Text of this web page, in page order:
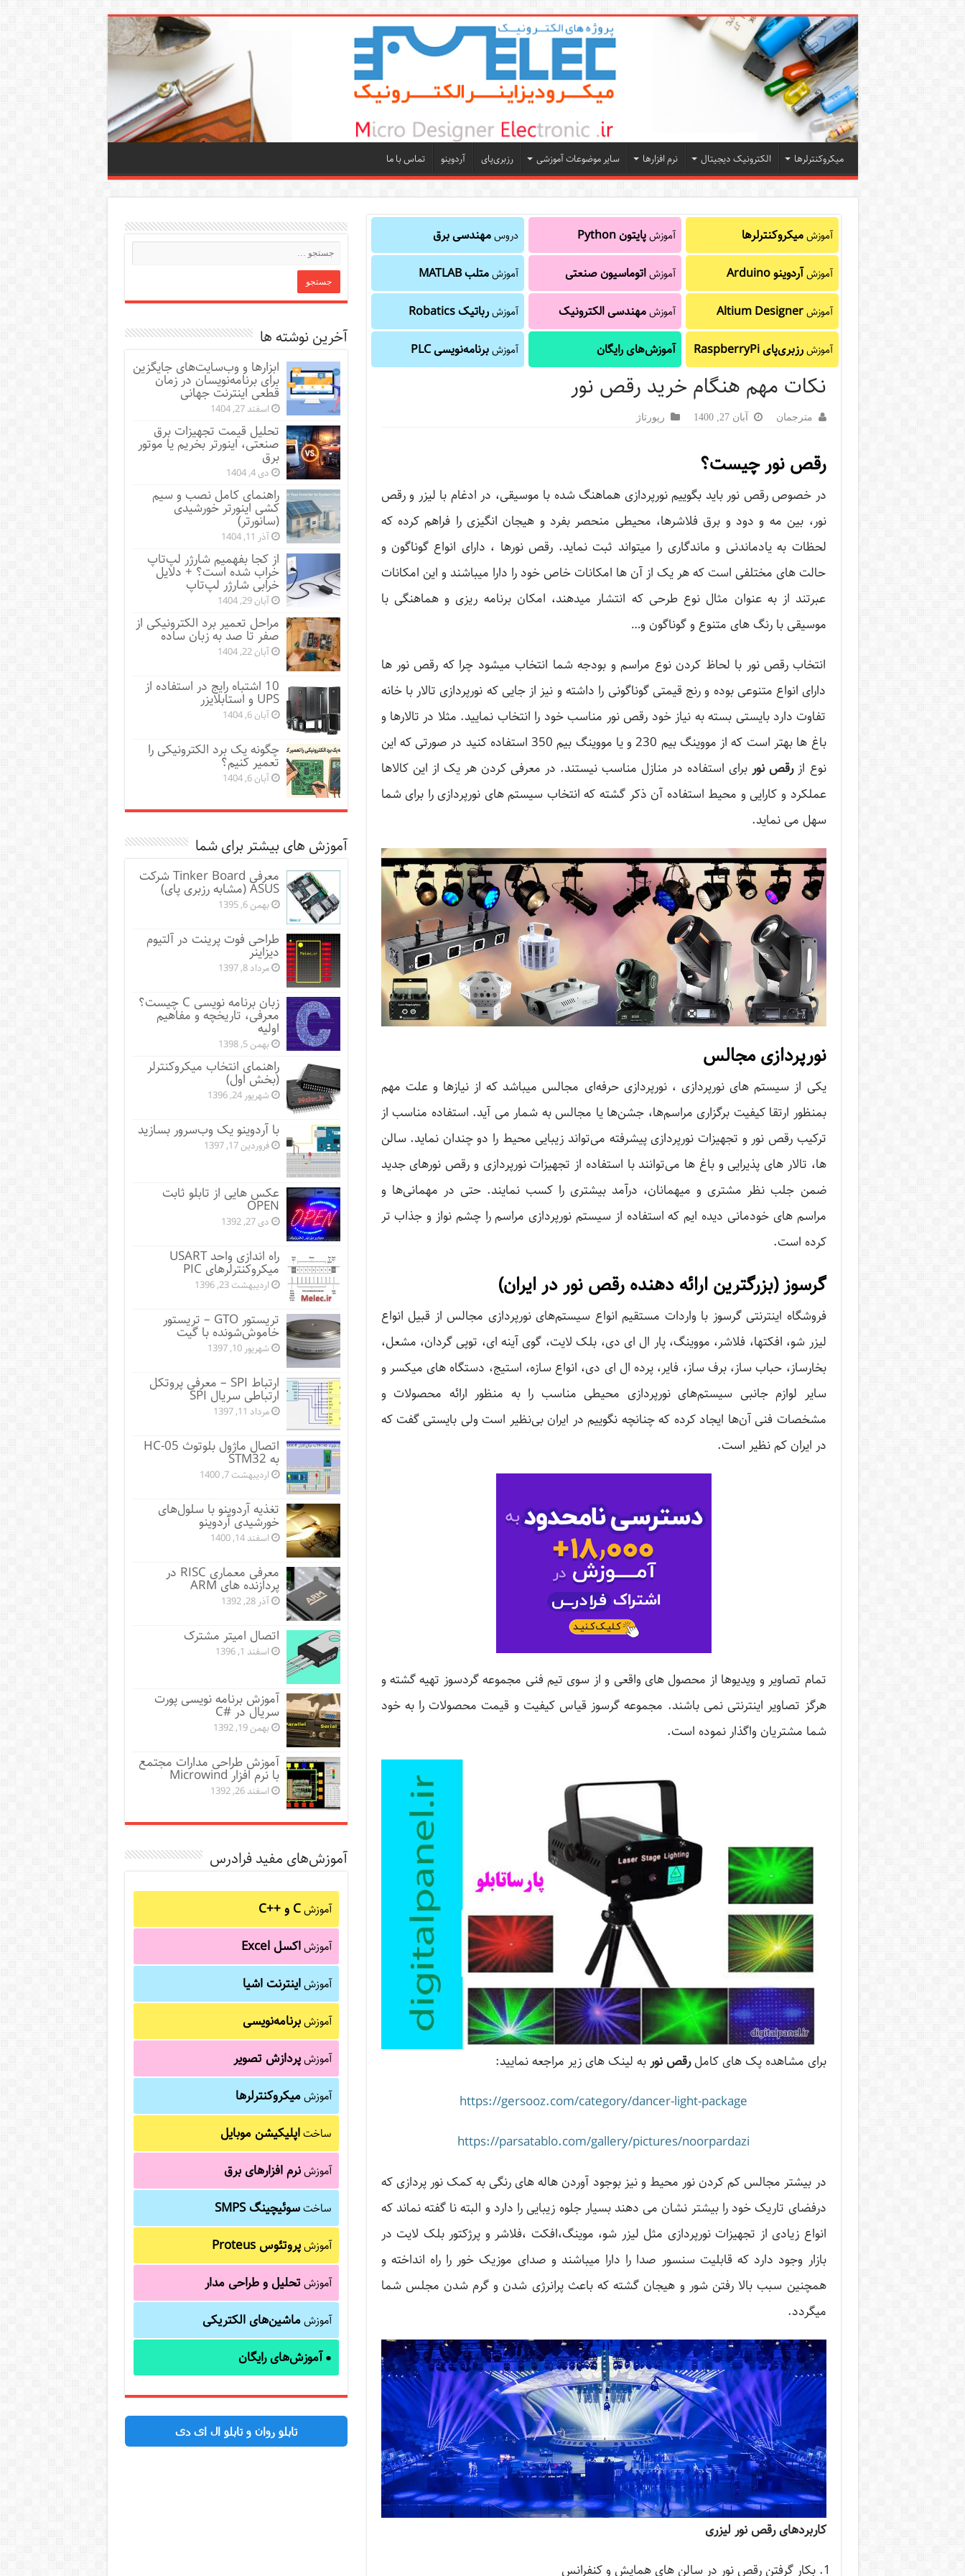
میکروکنترلرها الکترونیک دیجیتال نرم افزارها سایر موضوعات آموزشی رزبری‌پای آردوینو تماس با ما
آموزشمیکروکنترلرها
آموزشآردوینو Arduino
آموزشAltium Designer
آموزشرزبری‌پای RaspberryPi
آموزشپایتون Python
آموزشاتوماسیون صنعتی
آموزشمهندسی الکترونیک
آموزش‌های رایگان
دروسمهندسی برق
آموزشمتلب MATLAB
آموزشرباتیک Robatics
آموزشبرنامه‌نویسی PLC
نکات مهم هنگام خرید رقص نور
مترجمان آبان 27, 1400 رپورتاژ‌
رقص نور چیست؟
در خصوص رقص نور باید بگوییم نورپردازی هماهنگ شده با موسیقی، در ادغام با لیزر و رقص
نور، بین مه و دود و برق فلاشرها، محیطی منحصر بفرد و هیجان انگیزی را فراهم کرده که
لحظات به یادماندنی و ماندگاری را میتواند ثبت نماید. رقص نورها ، دارای انواع گوناگون و
حالت های مختلفی است که هر یک از آن ها امکانات خاص خود را دارا میباشند و این امکانات
عبرتند از به عنوان مثال نوع طرحی که انتشار میدهند، امکان برنامه ریزی و هماهنگی با
موسیقی با رنگ های متنوع و گوناگون و…
انتخاب رقص نور با لحاظ کردن نوع مراسم و بودجه شما انتخاب میشود چرا که رقص نور ها
دارای انواع متنوعی بوده و رنج قیمتی گوناگونی را داشته و نیز از جایی که نورپردازی تالار با خانه
تفاوت دارد بایستی بسته به نیاز خود رقص نور مناسب خود را انتخاب نمایید. مثلا در تالارها و
باغ ها بهتر است که از مووینگ بیم 230 و یا مووینگ بیم 350 استفاده کنید در صورتی که این
نوع ازرقص نوربرای استفاده در منازل مناسب نیستند. در معرفی کردن هر یک از این کالاها
عملکرد و کارایی و محیط استفاده آن ذکر گشته که انتخاب سیستم های نورپردازی را برای شما
سهل می نماید.
نورپردازی مجالس
یکی از سیستم های نورپردازی ، نورپردازی حرفه‌ای مجالس میباشد که از نیازها و علت مهم
بمنظور ارتقا کیفیت برگزاری مراسم‌ها، جشن‌ها یا مجالس به شمار می آید. استفاده مناسب از
ترکیب رقص نور و تجهیزات نورپردازی پیشرفته می‌تواند زیبایی محیط را دو چندان نماید. سالن
ها، تالار های پذیرایی و باغ ها می‌توانند با استفاده از تجهیزات نورپردازی و رقص نور‌های جدید
ضمن جلب نظر مشتری و میهمانان، درآمد بیشتری را کسب نمایند. حتی در مهمانی‌ها و
مراسم های خودمانی دیده ایم که استفاده از سیستم نورپردازی مراسم را چشم نواز و جذاب تر
کرده است.
گرسوز (بزرگترین ارائه دهنده رقص نور در ایران)
فروشگاه اینترنتی گرسوز با واردات مستقیم انواع سیستم‌های نورپردازی مجالس از قبیل انواع
لیزر شو، افکت­ها، فلاشر، مووینگ، پار ال ای دی، بلک لایت، گوی آینه ای، توپی گردان، مشعل،
بخارساز، حباب ساز، برف ساز، فایر، پرده ال ای دی، انواع سازه، استیج، دستگاه های میکسر و
سایر لوازم جانبی سیستم‌های نورپردازی محیطی مناسب را به منظور ارائه محصولات و
مشخصات فنی آن‌ها ایجاد کرده که چنانچه نگوییم در ایران بی‌نظیر است ولی بایستی گفت که
در ایران کم نظیر است.
تمام تصاویر و ویدیوها از محصول های واقعی و از سوی تیم فنی مجموعه گردسوز تهیه گشته و
هرگز تصاویر اینترنتی نمی باشند. مجموعه گرسوز قیاس کیفیت و قیمت محصولات را به خود
شما مشتریان واگذار نموده است.
برای مشاهده پک های کاملرقص نوربه لینک های زیر مراجعه نمایید:
https://gersooz.com/category/dancer-light-package
https://parsatablo.com/gallery/pictures/noorpardazi
در بیشتر مجالس کم کردن نور محیط و نیز بوجود آوردن هاله های رنگی به کمک نور پردازی که
درفضای تاریک خود را بیشتر نشان می دهند بسیار جلوه زیبایی را دارد و البته نا گفته نماند که
انواع زیادی از تجهیزات نورپردازی مثل لیزر شو، موینگ،افکت ،فلاشر و پرژکتور بلک لایت در
بازار وجود دارد که قابلیت سنسور صدا را دارا میباشند و صدای موزیک خور را راه انداخته و
همچنین سبب بالا رفتن شور و هیجان گشته که باعث پرانرژی شدن و گرم شدن مجلس شما
میگردد.
کاربردهای رقص نور لیزری
بکار گرفتن رقص نور در سالن های همایش و کنفرانس
آخرین نوشته ها
ابزارها و وب‌سایت‌های جایگزین
برای برنامه‌نویسان در زمان
قطعی اینترنت جهانی
اسفند 27, 1404
تحلیل قیمت تجهیزات برق
صنعتی، اینورتر بخریم یا موتور
برق
دی 4, 1404
راهنمای کامل نصب و سیم
کشی اینورتر خورشیدی
(سانورتر)
آذر 11, 1404
از کجا بفهمیم شارژر لپ‌تاپ
خراب شده است؟ + دلایل
خرابی شارژر لپ‌تاپ
آبان 29, 1404
مراحل تعمیر برد الکترونیکی از
صفر تا صد به زبان ساده
آبان 22, 1404
10 اشتباه رایج در استفاده از
UPS و استابلایزر
آبان 6, 1404
چگونه یک برد الکترونیکی را
تعمیر کنیم؟
آبان 6, 1404
آموزش های بیشتر برای شما
معرفی Tinker Board شرکت
ASUS (مشابه رزبری پای)
بهمن 6, 1395
طراحی فوت پرینت در آلتیوم
دیزاینر
مرداد 8, 1397
زبان برنامه نویسی C چیست؟
معرفی، تاریخچه و مفاهیم
اولیه
بهمن 5, 1398
راهنمای انتخاب میکروکنترلر
(بخش اول)
شهریور 24, 1396
با آردوینو یک وب‌سرور بسازید
فروردین 17, 1397
عکس هایی از تابلو ثابت
OPEN
دی 27, 1392
راه اندازی واحد USART
میکروکنترلرهای PIC
اردیبهشت 23, 1396
تریستور GTO – تریستور
خاموش‌شونده با گیت
شهریور 10, 1397
ارتباط SPI – معرفی پروتکل
ارتباطی سریال SPI
مرداد 11, 1397
اتصال ماژول بلوتوث HC-05
به STM32
اردیبهشت 7, 1400
تغذیه آردوینو با سلول‌های
خورشیدی آردوینو
اسفند 14, 1400
معرفی معماری RISC در
پردازنده های ARM
آذر 28, 1392
اتصال امیتر مشترک
اسفند 1, 1396
آموزش برنامه نویسی پورت
سریال در #C
بهمن 19, 1392
آموزش طراحی مدارات مجتمع
با نرم افزار Microwind
اسفند 26, 1392
آموزش‌های مفید فرادرس
آموزشC و C++‎
آموزشاکسل Excel
آموزشاینترنت اشیا
آموزشبرنامه‌نویسی
آموزشپردازش تصویر
آموزشمیکروکنترلرها
ساختاپلیکیشن موبایل
آموزشنرم افزارهای برق
ساختسوئیچینگ SMPS
آموزشپروتئوس Proteus
آموزشتحلیل و طراحی مدار
آموزشماشین‌های الکتریکی
●آموزش‌های رایگان
تابلو روان و تابلو ال ای دی